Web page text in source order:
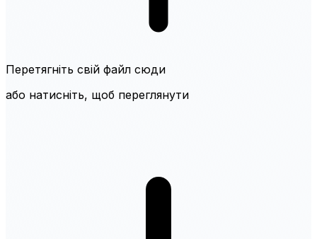
Перетягніть свій файл сюди
або натисніть, щоб переглянути